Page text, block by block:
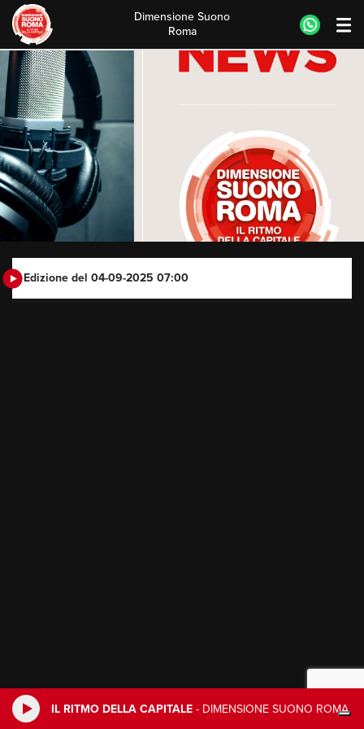
IL RITMO DELLA CAPITALE - DIMENSIONE SUONO ROMA
Skip
to
content
Dimensione Suono
Roma
Edizione del 04-09-2025 07:00